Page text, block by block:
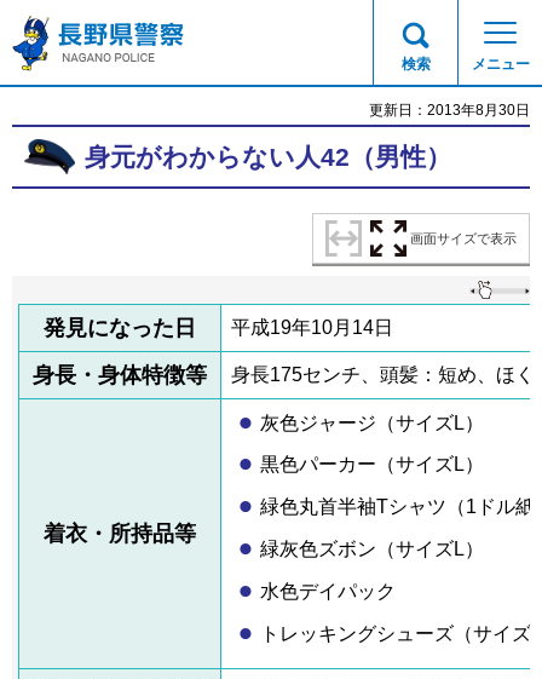
長野県警察
検索 メニュー
更新日：2013年8月30日
身元がわからない人42（男性）
画面サイズで表示
発見になった日 平成19年10月14日
身長・身体特徴等 身長175センチ、頭髪：短め、ほ
着衣・所持品等
灰色ジャージ（サイズL）
黒色パーカー（サイズL）
緑色丸首半袖Tシャツ（1ドル紙
緑灰色ズボン（サイズL）
水色デイパック
トレッキングシューズ（サイズ